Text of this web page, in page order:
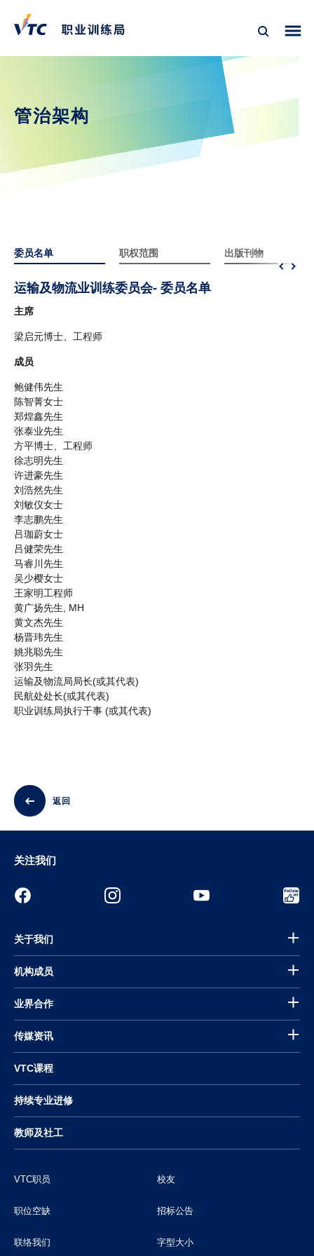
管治架构
委员名单 职权范围 出版刊物
运输及物流业训练委员会- 委员名单
主席
梁启元博士、工程师
成员
鲍健伟先生
陈智菁女士
郑煌鑫先生
张泰业先生
方平博士、工程师
徐志明先生
许进豪先生
刘浩然先生
刘敏仪女士
李志鹏先生
吕珈蔚女士
吕健荣先生
马睿川先生
吴少樱女士
王家明工程师
黄广扬先生, MH
黄文杰先生
杨晋玮先生
姚兆聪先生
张羽先生
运输及物流局局长(或其代表)
民航处处长(或其代表)
职业训练局执行干事 (或其代表)
返回
关注我们
关于我们
机构成员
业界合作
传媒资讯
VTC课程
持续专业进修
教师及社工
VTC职员 校友
职位空缺 招标公告
联络我们 字型大小